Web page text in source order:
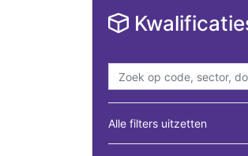
Alle filters uitzetten